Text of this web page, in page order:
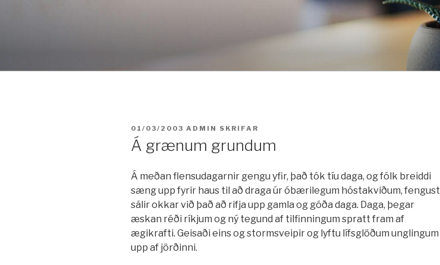
BIRT:
01/03/2003 ADMIN SKRIFAR
Á grænum grundum
Á meðan flensudagarnir gengu yfir, það tók tíu daga, og fólk breiddi
sæng upp fyrir haus til að draga úr óbærilegum hóstakviðum, fengust
sálir okkar við það að rifja upp gamla og góða daga. Daga, þegar
æskan réði ríkjum og ný tegund af tilfinningum spratt fram af
ægikrafti. Geisaði eins og stormsveipir og lyftu lífsglöðum unglingum
upp af jörðinni.